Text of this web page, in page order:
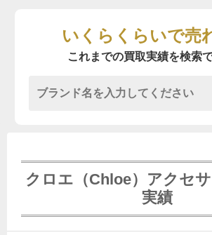
いくらくらいで売
これまでの買取実績を検索
クロエ（Chloe）アクセ
実績